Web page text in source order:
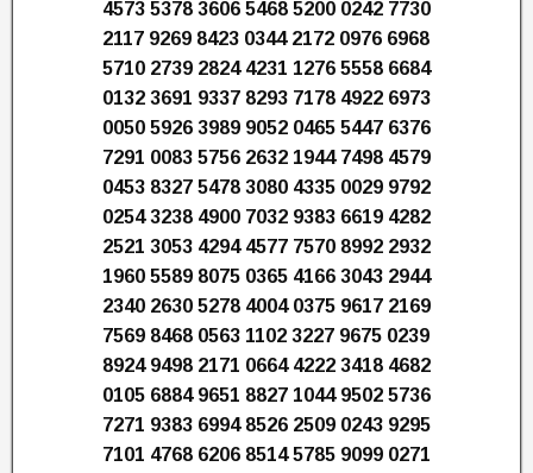
4573 5378 3606 5468 5200 0242 7730
2117 9269 8423 0344 2172 0976 6968
5710 2739 2824 4231 1276 5558 6684
0132 3691 9337 8293 7178 4922 6973
0050 5926 3989 9052 0465 5447 6376
7291 0083 5756 2632 1944 7498 4579
0453 8327 5478 3080 4335 0029 9792
0254 3238 4900 7032 9383 6619 4282
2521 3053 4294 4577 7570 8992 2932
1960 5589 8075 0365 4166 3043 2944
2340 2630 5278 4004 0375 9617 2169
7569 8468 0563 1102 3227 9675 0239
8924 9498 2171 0664 4222 3418 4682
0105 6884 9651 8827 1044 9502 5736
7271 9383 6994 8526 2509 0243 9295
7101 4768 6206 8514 5785 9099 0271